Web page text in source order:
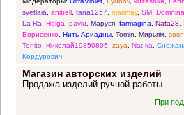
svetlaia, anibell, tana1257, marimay, SM, Domnina
La Ra, Helga, pavlu, Маруся, farmagina, Nata28,
Борисенко, Нить Ариадны, Tomin, Мирьям,
Tonito, Николай19850805, zaya, Nat-ka,
Кордурович
Магазин авторских изделий
Продажа изделий ручной работы
При